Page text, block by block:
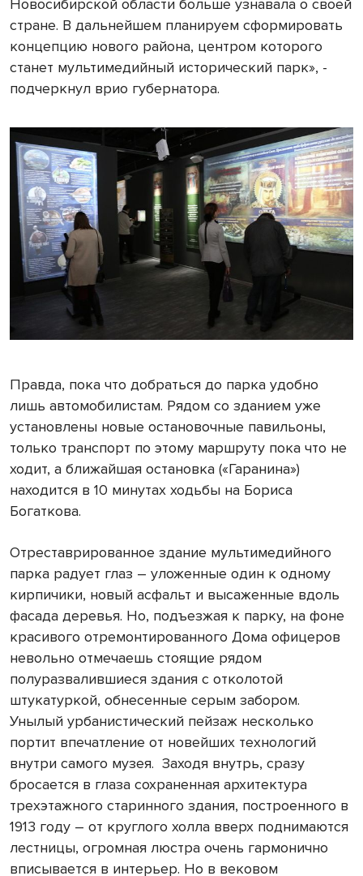
Новосибирской области больше узнавала о своей
стране. В дальнейшем планируем сформировать
концепцию нового района, центром которого
станет мультимедийный исторический парк», -
подчеркнул врио губернатора.
Правда, пока что добраться до парка удобно
лишь автомобилистам. Рядом со зданием уже
установлены новые остановочные павильоны,
только транспорт по этому маршруту пока что не
ходит, а ближайшая остановка («Гаранина»)
находится в 10 минутах ходьбы на Бориса
Богаткова.
Отреставрированное здание мультимедийного
парка радует глаз – уложенные один к одному
кирпичики, новый асфальт и высаженные вдоль
фасада деревья. Но, подъезжая к парку, на фоне
красивого отремонтированного Дома офицеров
невольно отмечаешь стоящие рядом
полуразвалившиеся здания с отколотой
штукатуркой, обнесенные серым забором.
Унылый урбанистический пейзаж несколько
портит впечатление от новейших технологий
внутри самого музея. Заходя внутрь, сразу
бросается в глаза сохраненная архитектура
трехэтажного старинного здания, построенного в
1913 году – от круглого холла вверх поднимаются
лестницы, огромная люстра очень гармонично
вписывается в интерьер. Но в вековом